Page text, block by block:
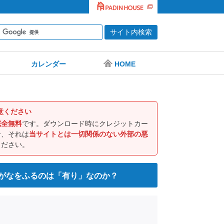
カレンダー HOME
ください
無料です。ダウンロード時にクレジットカー
それは当サイトとは一切関係のない外部の悪
さい。
をふるのは「有り」なのか？